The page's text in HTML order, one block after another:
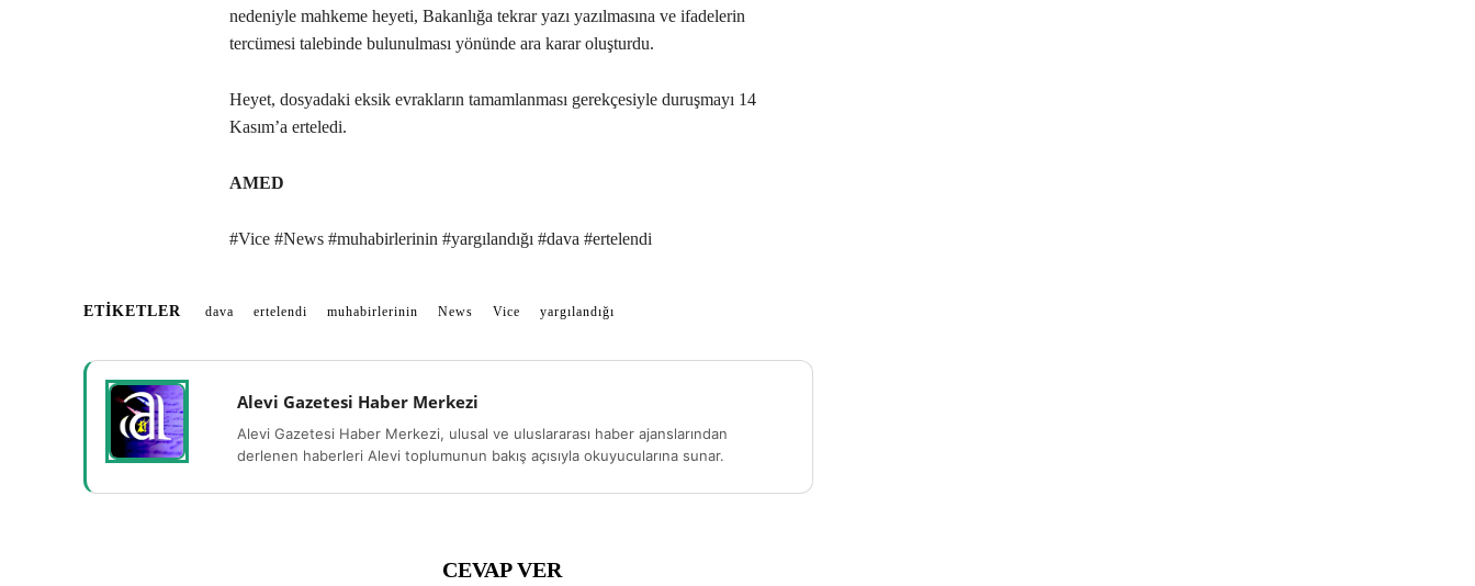
nedeniyle mahkeme heyeti, Bakanlığa tekrar yazı yazılmasına ve ifadelerin
tercümesi talebinde bulunulması yönünde ara karar oluşturdu.
Heyet, dosyadaki eksik evrakların tamamlanması gerekçesiyle duruşmayı 14
Kasım’a erteledi.
AMED
#Vice #News #muhabirlerinin #yargılandığı #dava #ertelendi
ETIKETLER dava ertelendi muhabirlerinin News Vice yargılandığı
Alevi Gazetesi Haber Merkezi
Alevi Gazetesi Haber Merkezi, ulusal ve uluslararası haber ajanslarından
derlenen haberleri Alevi toplumunun bakış açısıyla okuyucularına sunar.
CEVAP VER